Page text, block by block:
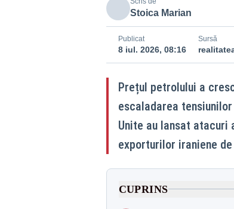
Stoica Marian
Publicat
8 iul. 2026, 08:16
Sursă
Prețul petrolului a
escaladarea
Unite au lansat atacuri
exporturilor iraniene
CUPRINS